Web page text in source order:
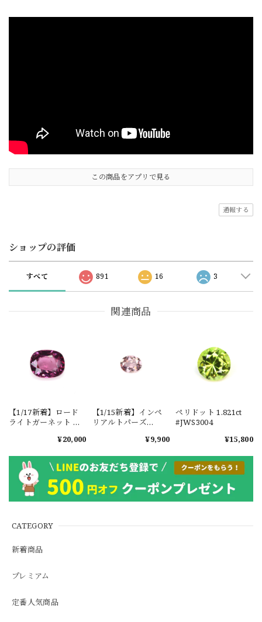
CATEGORY
新着商品
プレミアム
定番人気商品
この商品をアプリで見る
通報する
ショップの評価
すべて 891 16 3
関連商品
【1/17新着】ロード
ライトガーネット タ
1.601ct【ソーティン
¥20,000
【1/15新着】インペ
リアルトパーズ
¥9,900
ペリドット 1.821ct
#JWS3004
¥15,800